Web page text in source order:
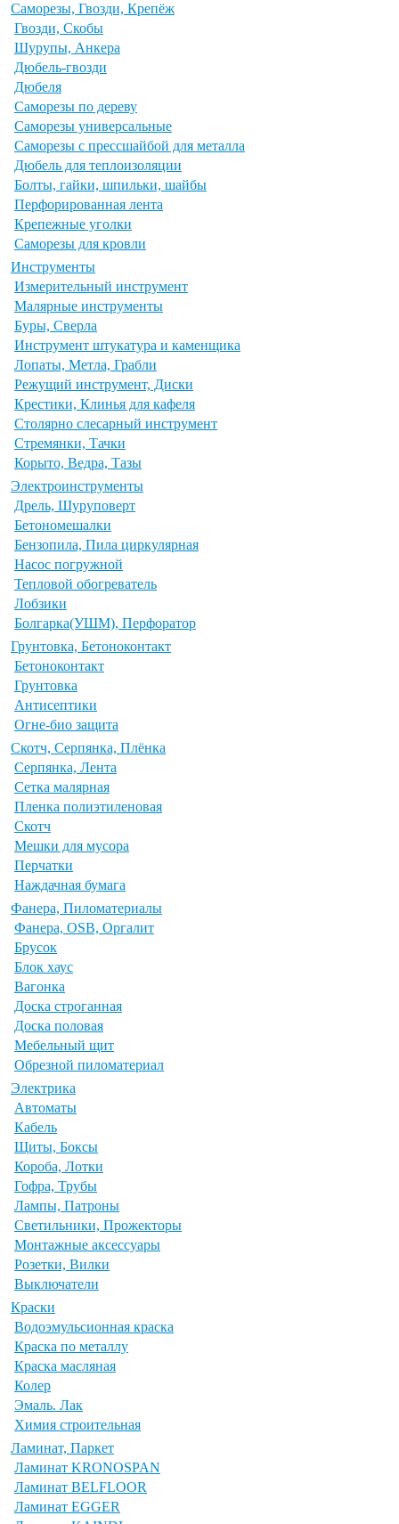
Саморезы, Гвозди, Крепёж
Гвозди, Скобы
Шурупы, Анкера
Дюбель-гвозди
Дюбеля
Саморезы по дереву
Саморезы универсальные
Саморезы с прессшайбой для металла
Дюбель для теплоизоляции
Болты, гайки, шпильки, шайбы
Перфорированная лента
Крепежные уголки
Саморезы для кровли
Инструменты
Измерительный инструмент
Малярные инструменты
Буры, Сверла
Инструмент штукатура и каменщика
Лопаты, Метла, Грабли
Режущий инструмент, Диски
Крестики, Клинья для кафеля
Столярно слесарный инструмент
Стремянки, Тачки
Корыто, Ведра, Тазы
Электроинструменты
Дрель, Шуруповерт
Бетономешалки
Бензопила, Пила циркулярная
Насос погружной
Тепловой обогреватель
Лобзики
Болгарка(УШМ), Перфоратор
Грунтовка, Бетоноконтакт
Бетоноконтакт
Грунтовка
Антисептики
Огне-био защита
Скотч, Серпянка, Плёнка
Серпянка, Лента
Сетка малярная
Пленка полиэтиленовая
Скотч
Мешки для мусора
Перчатки
Наждачная бумага
Фанера, Пиломатериалы
Фанера, OSB, Оргалит
Брусок
Блок хаус
Вагонка
Доска строганная
Доска половая
Мебельный щит
Обрезной пиломатериал
Электрика
Автоматы
Кабель
Щиты, Боксы
Короба, Лотки
Гофра, Трубы
Лампы, Патроны
Светильники, Прожекторы
Монтажные аксессуары
Розетки, Вилки
Выключатели
Краски
Водоэмульсионная краска
Краска по металлу
Краска масляная
Колер
Эмаль. Лак
Химия строительная
Ламинат, Паркет
Ламинат KRONOSPAN
Ламинат BELFLOOR
Ламинат EGGER